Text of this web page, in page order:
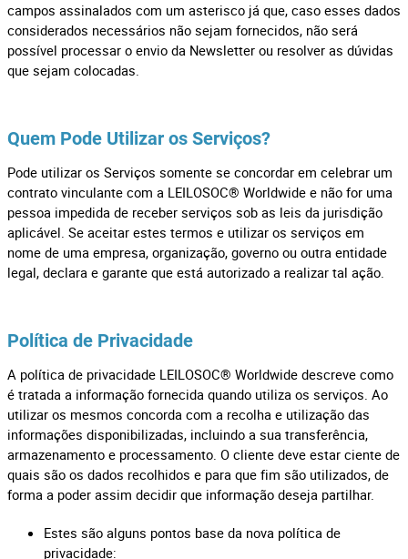
campos assinalados com um asterisco já que, caso esses dados
considerados necessários não sejam fornecidos, não será
possível processar o envio da Newsletter ou resolver as dúvidas
que sejam colocadas.
Quem Pode Utilizar os Serviços?
Pode utilizar os Serviços somente se concordar em celebrar um
contrato vinculante com a LEILOSOC® Worldwide e não for uma
pessoa impedida de receber serviços sob as leis da jurisdição
aplicável. Se aceitar estes termos e utilizar os serviços em
nome de uma empresa, organização, governo ou outra entidade
legal, declara e garante que está autorizado a realizar tal ação.
Política de Privacidade
A política de privacidade LEILOSOC® Worldwide descreve como
é tratada a informação fornecida quando utiliza os serviços. Ao
utilizar os mesmos concorda com a recolha e utilização das
informações disponibilizadas, incluindo a sua transferência,
armazenamento e processamento. O cliente deve estar ciente de
quais são os dados recolhidos e para que fim são utilizados, de
forma a poder assim decidir que informação deseja partilhar.
Estes são alguns pontos base da nova política de
privacidade: